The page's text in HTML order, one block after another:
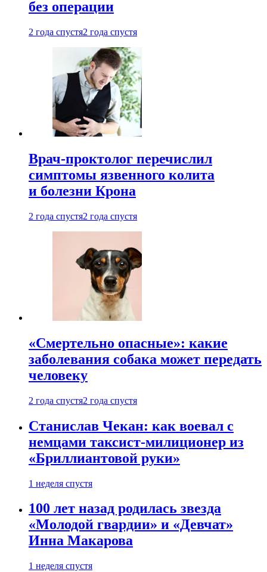
без операции
2 года спустя2 года спустя
Врач-проктолог перечислил
симптомы язвенного колита
и болезни Крона
2 года спустя2 года спустя
«Смертельно опасные»: какие
заболевания собака может передать
человеку
2 года спустя2 года спустя
Станислав Чекан: как воевал с
немцами таксист-милиционер из
«Бриллиантовой руки»
1 неделя спустя
100 лет назад родилась звезда
«Молодой гвардии» и «Девчат»
Инна Макарова
1 неделя спустя